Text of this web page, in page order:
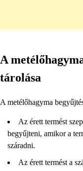
A
tárolása
A metélőhagyma
Az érett termést
begyűjteni, amikor a
száradni.
Az érett termést a